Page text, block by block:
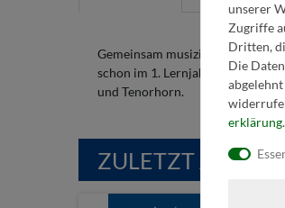
Gemeinsam musizieren und
schon im 1. Lernjahr spielbar
und Tenorhorn.
ZULETZT
unserer
Zugriffe
Dritten,
Die
erklärung.